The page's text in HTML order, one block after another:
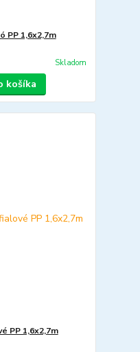
1,6x2,7m
Skladom
košíka
PP 1,6x2,7m